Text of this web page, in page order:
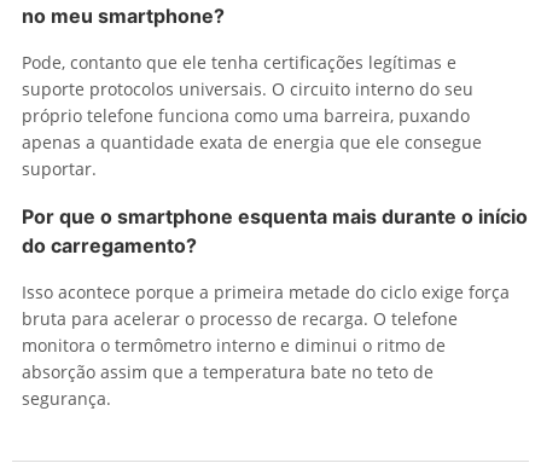
no meu smartphone?
Pode, contanto que ele tenha certificações legítimas e
suporte protocolos universais. O circuito interno do seu
próprio telefone funciona como uma barreira, puxando
apenas a quantidade exata de energia que ele consegue
suportar.
Por que o smartphone esquenta mais durante o início
do carregamento?
Isso acontece porque a primeira metade do ciclo exige força
bruta para acelerar o processo de recarga. O telefone
monitora o termômetro interno e diminui o ritmo de
absorção assim que a temperatura bate no teto de
segurança.